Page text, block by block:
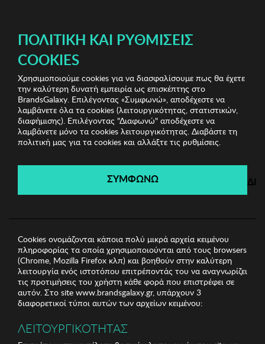
Home Accessories Είδη σπιτιού
Food Presentation
Board Zsa Zsa Zsu
Home Accessories
Λήγει σε: 00ημέρες | 00ώρες 00λεπτά 00δευτ.
ΠΟΛΙΤΙΚΉ ΚΑΙ ΡΥΘΜΊΣΕΙΣ
COOKIES
Χρησιμοποιούμε cookies για να διασφαλίσουμε πως θα έχετε
την καλύτερη δυνατή εμπειρία ως επισκέπτης στο
BrandsGalaxy. Επιλέγοντας «Συμφωνώ», αποδέχεστε να
λαμβάνετε όλα τα cookies (λειτουργικότητας, στατιστικών,
διαφήμισης). Επιλέγοντας "Διαφωνώ" αποδέχεστε να
λαμβάνετε μόνο τα cookies λειτουργικότητας. Διαβάστε τη
πολιτική μας για τα cookies και αλλάξτε τις ρυθμίσεις.
ΣΥΜΦΩΝΩ
Cookies ονομάζονται κάποια πολύ μικρά αρχεία κειμένου
πληροφορίας τα οποία χρησιμοποιούνται από τους browsers
(Chrome, Mozilla Firefox κλπ) και βοηθούν στην καλύτερη
λειτουργία ενός ιστοτόπου επιτρέποντάς του να αναγνωρίζει
τις προτιμήσεις του χρήστη κάθε φορά που επιστρέφει σε
αυτόν. Στο site www.brandsgalaxy.gr, υπάρχουν 3
διαφορετικοί τύποι αυτών των αρχείων κειμένου:
ΛΕΙΤΟΥΡΓΙΚΟΤΗΤΑΣ